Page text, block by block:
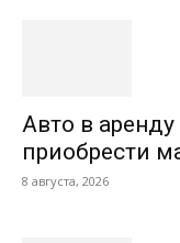
Авто в
приобрести
8 августа, 2026